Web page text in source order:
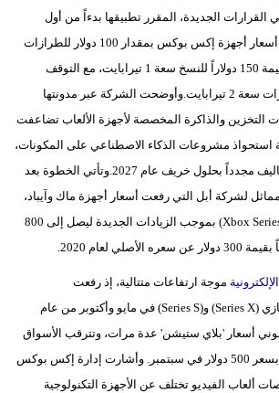
مدوَّنات
أبراج
سيارات
القرارات الجديدة، المقرر تطبيقها بدءاً من أول
أغسطس المقبل، برفع أسعار أجهزة إكس بوكس بمقدار 100 دولار للطرازات
سعة 512 جيجابايت، وبقيمة 150 دولاراً للنسخ سعة 1 تيرابايت، مع التوقف
التدريجي عن إنتاج طرازات سعة 2 تيرابايت.وأوضحت الشركة عبر مدونتها
التخزين والذاكرة المخصصة لأجهزة الألعاب تضاعفت
ضعف نتيجة استحواذ مشروعات الذكاء الاصطناعي على المكونات،
متوقعة أن تتضاعف التكاليف مجدداً بحلول خريف عام 2027.وتأتي الخطوة بعد
لشركة أبل التي رفعت أسعار أجهزة ماك وآيباد،
حيث قفز سعر جهاز (Xbox Series X) بموجب الزيادات الجديدة ليصل إلى 800
لعام 2020.
موجة ارتفاعات متتالية، إذ رفعت
مايكروسوفت أسعار جهازي (Series X) و(Series S) في مايو وأكتوبر من عام
سوني أسعار 'بلاي ستيشن' عدة مرات، وتترقب الأسواق
طرح 'نينتندو سويتش 2' بسعر 500 دولار في سبتمبر. وأشارت إدارة إكس بوكس
ألعاب الفيديو تختلف عن الأجهزة التكنولوجية